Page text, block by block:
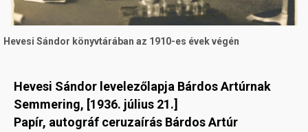
Hevesi Sándor könyvtárában az 1910-es évek végén
Hevesi Sándor levelezőlapja Bárdos Artúrnak
Semmering, [1936. július 21.]
Papír, autográf ceruzaírás Bárdos Artúr